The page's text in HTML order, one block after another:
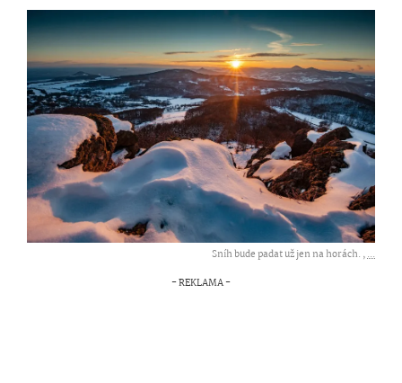
Sníh bude padat už jen na horách. ,...